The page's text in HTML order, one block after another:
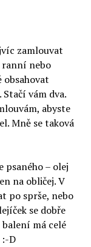
zamlouvat
ranní nebo
vám dva.
abyste
Mně se taková
– olej
na obličej. V
po sprše, nebo
se dobře
má celé
:-D